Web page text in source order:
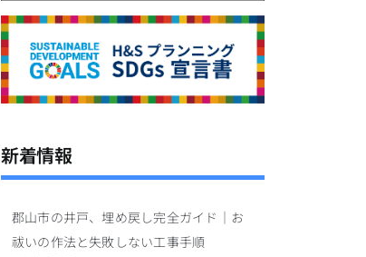
新着情報
郡山市の井戸、埋め戻し完全ガイド｜お
祓いの作法と失敗しない工事手順